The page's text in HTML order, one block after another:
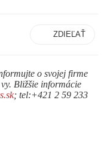
ZDIEĽAŤ
o svojej firme
Bližšie informácie
; tel:+421 2 59 233